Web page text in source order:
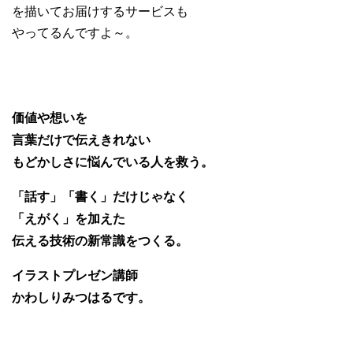
を描いてお届けするサービスも
やってるんですよ～。
価値や想いを
言葉だけで伝えきれない
もどかしさに悩んでいる人を救う。
「話す」「書く」だけじゃなく
「えがく」を加えた
伝える技術の新常識をつくる。
イラストプレゼン講師
かわしりみつはるです。